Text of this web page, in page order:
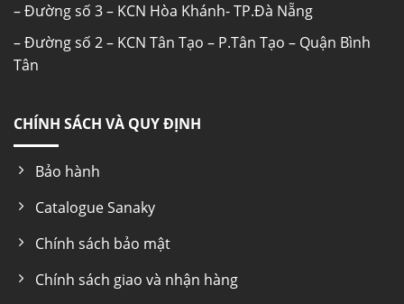
– Đường số 3 – KCN Hòa Khánh- TP.Đà Nẵng
– Đường số 2 – KCN Tân Tạo – P.Tân Tạo – Quận Bình
Tân
CHÍNH SÁCH VÀ QUY ĐỊNH
Bảo hành
Catalogue Sanaky
Chính sách bảo mật
Chính sách giao và nhận hàng